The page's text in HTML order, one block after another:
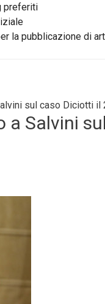
preferiti
la pubblicazione di
sul caso Diciotti il
a Salvini sul